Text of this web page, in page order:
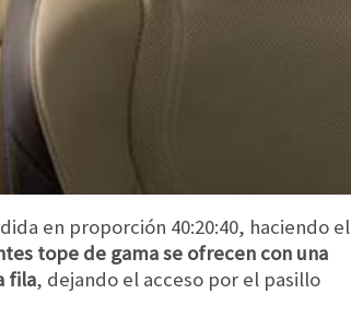
en proporción 40:20:40, haciendo el
tope de gama se ofrecen con una
fila, dejando el acceso por el pasillo